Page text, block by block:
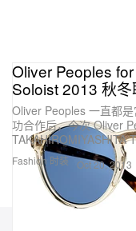
Fashion 时装
Oliver Peoples
Soloist 2013 秋
Oliver Peoples 一直都
功合作后，今次 Oliver
TAKAHIROMIYASHITA
Oct 20, 2013